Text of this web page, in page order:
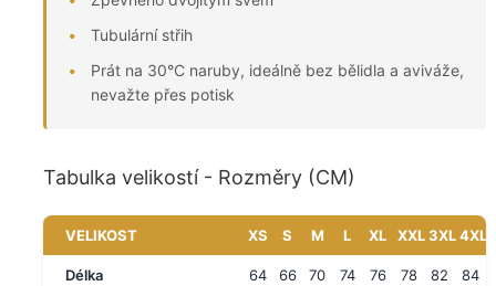
Tubulární střih
Prát na 30°C naruby, ideálně bez bělidla a aviváže,
nevažte přes potisk
Tabulka velikostí - Rozměry (CM)
VELIKOST XS S M L XL XXL3XL4XL
Délka 64 66 70 74 76 78 82 84